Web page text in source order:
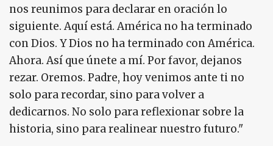
nos reunimos para declarar en oración lo
siguiente. Aquí está. América no ha terminado
con Dios. Y Dios no ha terminado con América.
Ahora. Así que únete a mí. Por favor, dejanos
rezar. Oremos. Padre, hoy venimos ante ti no
solo para recordar, sino para volver a
dedicarnos. No solo para reflexionar sobre la
historia, sino para realinear nuestro futuro."